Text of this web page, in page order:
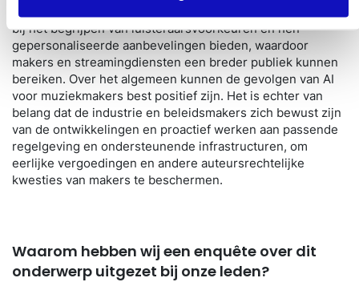
ondersteunde compositie en productie. Of AI kan helpen
bij het begrijpen van luisteraarsvoorkeuren en hen
gepersonaliseerde aanbevelingen bieden, waardoor
makers en streamingdiensten een breder publiek kunnen
bereiken. Over het algemeen kunnen de gevolgen van AI
voor muziekmakers best positief zijn. Het is echter van
belang dat de industrie en beleidsmakers zich bewust zijn
van de ontwikkelingen en proactief werken aan passende
regelgeving en ondersteunende infrastructuren, om
eerlijke vergoedingen en andere auteursrechtelijke
kwesties van makers te beschermen.
Waarom hebben wij een enquête over dit
onderwerp uitgezet bij onze leden?